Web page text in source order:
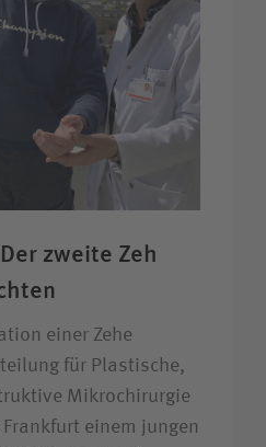
zweite Zeh
einer Zehe
für Plastische,
Mikrochirurgie
einem jungen